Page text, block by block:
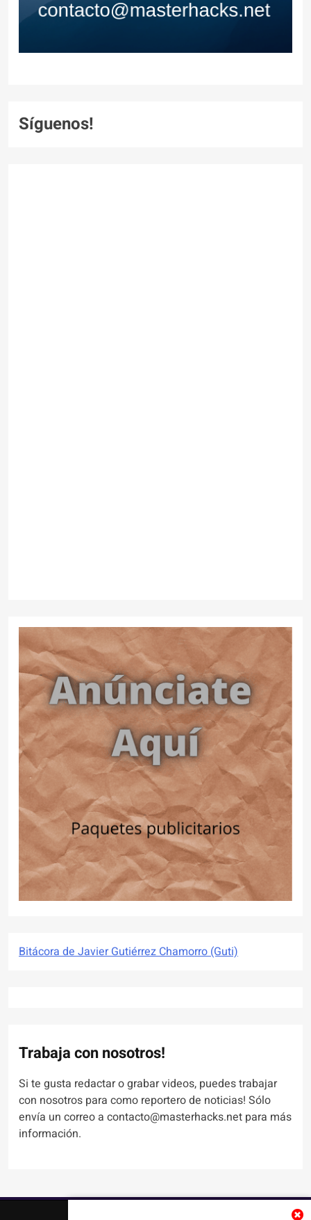
Síguenos!
Bitácora de Javier Gutiérrez Chamorro (Guti)
Trabaja con nosotros!
Si te gusta redactar o grabar videos, puedes trabajar
con nosotros para como reportero de noticias! Sólo
envía un correo a contacto@masterhacks.net para más
información.